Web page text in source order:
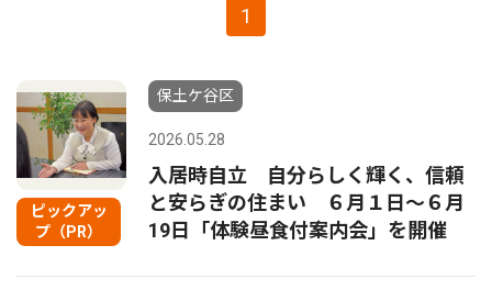
1
ピックアッ
プ（PR）
保土ケ谷区
2026.05.28
入居時自立 自分らしく輝く、信頼
と安らぎの住まい ６月１日～６月
19日「体験昼食付案内会」を開催